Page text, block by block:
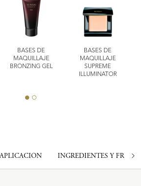
BASES DE
MAQUILLAJE
BRONZING GEL
BASES DE
MAQUILLAJE
SUPREME
ILLUMINATOR
INGREDIENTES Y